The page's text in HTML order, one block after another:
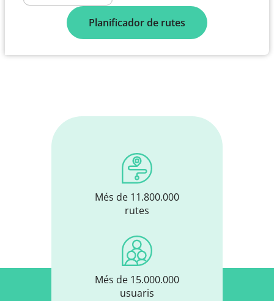
Planificador de rutes
Més de 11.800.000
rutes
Més de 15.000.000
usuaris